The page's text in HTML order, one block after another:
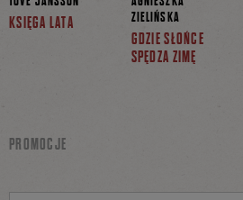
KSIĘGA LATA
ZIELIŃSKA
GDZIE SŁOŃCE
SPĘDZA ZIMĘ
PROMOCJE